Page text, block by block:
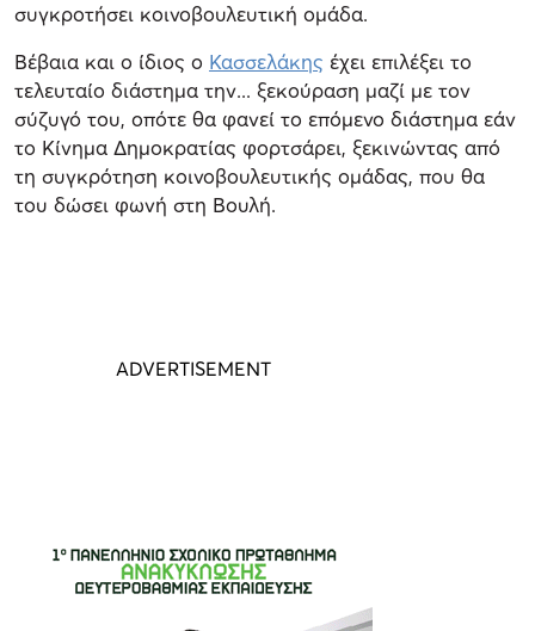
συγκροτήσει κοινοβουλευτική ομάδα.
Βέβαια και ο ίδιος ο Κασσελάκης έχει επιλέξει το
τελευταίο διάστημα την... ξεκούραση μαζί με τον
σύζυγό του, οπότε θα φανεί το επόμενο διάστημα εάν
το Κίνημα Δημοκρατίας φορτσάρει, ξεκινώντας από
τη συγκρότηση κοινοβουλευτικής ομάδας, που θα
του δώσει φωνή στη Βουλή.